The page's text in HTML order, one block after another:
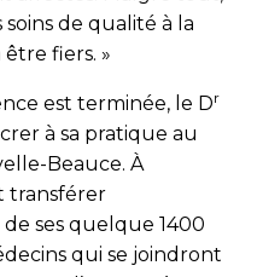
de qualité à la
fiers. »
est terminée, le Dr
à sa pratique au
Beauce. À
transférer
ses quelque 1400
qui se joindront